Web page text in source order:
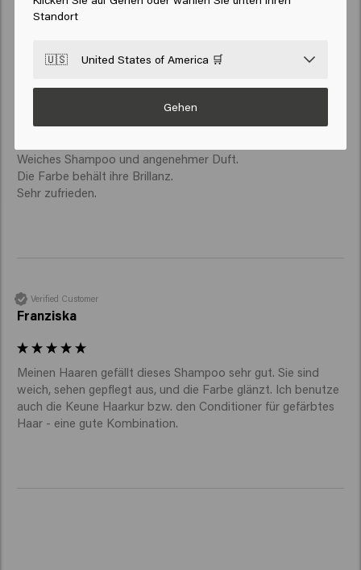
5.0
Verified Customer
Weiches Shampoo und angenehmer Duft.
Die Farbe behält ihre Brillanz.
Sehr zufrieden.
Verified Customer
Franziska
Meinen Haaren gefällt dieses Shampoo sehr gut. Sie sind
weich, sehen gepflegt aus, und die Farbe glänzt. Ich benutze
auch die Keune Haarkur bzw. den Conditioner für gefärbtes
Haar - eine gute Kombination.
Standort
🇺🇸 United States of America 🛒
Gehen